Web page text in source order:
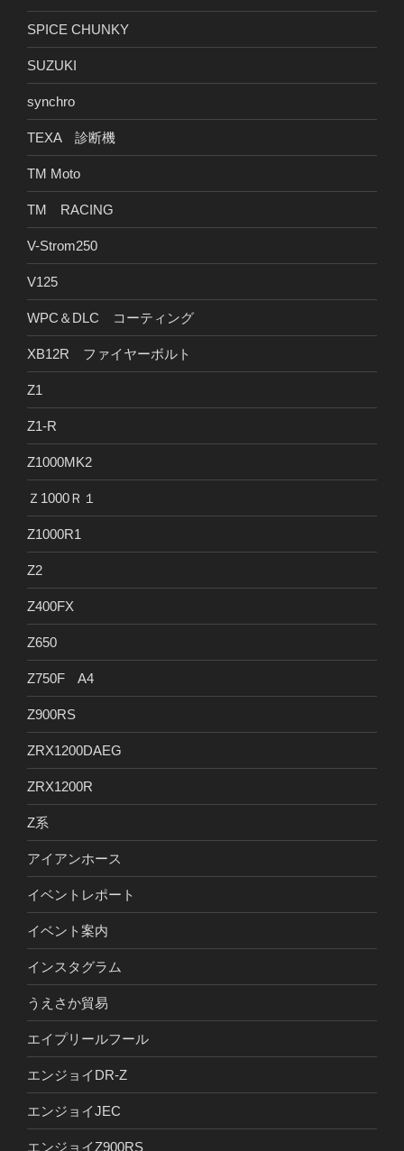
SPICE CHUNKY
SUZUKI
synchro
TEXA 診断機
TM Moto
TM RACING
V-Strom250
V125
WPC＆DLC コーティング
XB12R ファイヤーボルト
Z1
Z1-R
Z1000MK2
Ｚ1000Ｒ１
Z1000R1
Z2
Z400FX
Z650
Z750F A4
Z900RS
ZRX1200DAEG
ZRX1200R
Z系
アイアンホース
イベントレポート
イベント案内
インスタグラム
うえさか貿易
エイプリールフール
エンジョイDR-Z
エンジョイJEC
エンジョイZ900RS